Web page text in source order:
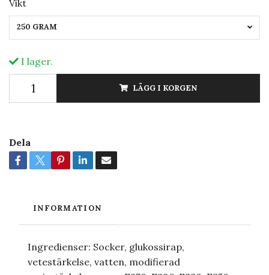
Vikt
250 GRAM
I lager.
LÄGG I KORGEN
Dela
INFORMATION
Ingredienser: Socker, glukossirap,
vetestärkelse, vatten, modifierad